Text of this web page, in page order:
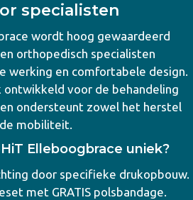
specialisten
wordt hoog gewaardeerd
orthopedisch specialisten
werking en comfortabele design.
ontwikkeld voor de behandeling
ondersteunt zowel het herstel
mobiliteit.
Elleboogbrace uniek?
door specifieke drukopbouw.
met GRATIS polsbandage.